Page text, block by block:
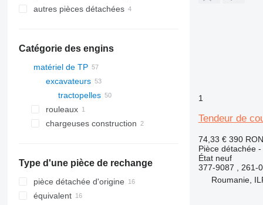
tendeurs de courroie
autres pièces détachées
Catégorie des engins
matériel de TP
excavateurs
tractopelles
rouleaux
chargeuses construction
Type d'une pièce de rechange
pièce détachée d'origine
équivalent
1
Tendeur de
74,33 € 390 RON
Pièce détachée
Étatneuf
377-9087 , 261-
Roumanie,